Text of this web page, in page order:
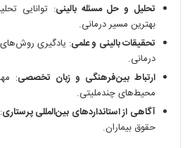
تحلیل و حل مسئله بالینی: توانایی
بهترین مسیر درمانی.
تحقیقات بالینی و علمی: یادگیری روش‌های
درمانی.
ارتباط بین‌فرهنگی و زبان تخصصی:
محیط‌های چندملیتی.
آگاهی از استانداردهای بین‌المللی پرستاری
حقوق بیماران.